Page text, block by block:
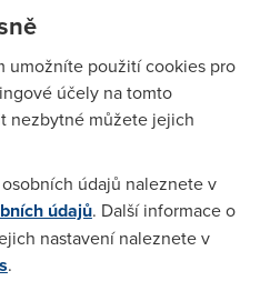
nevykopali v zemi ale
používají samozřejmě od
zajištěnou bezdrátově přes
umožníte použití cookies pro
účely na tomto
nezbytné můžete jejich
údajů naleznete v
údajů. Další informace o
nastavení naleznete v
.